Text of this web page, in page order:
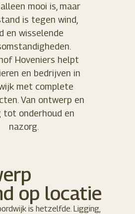
mooi is, maar
is tegen wind,
en wisselende
Hoveniers helpt
en bedrijven in
met complete
Van ontwerp en
tot onderhoud en
nazorg.
op locatie
is hetzelfde. Ligging,